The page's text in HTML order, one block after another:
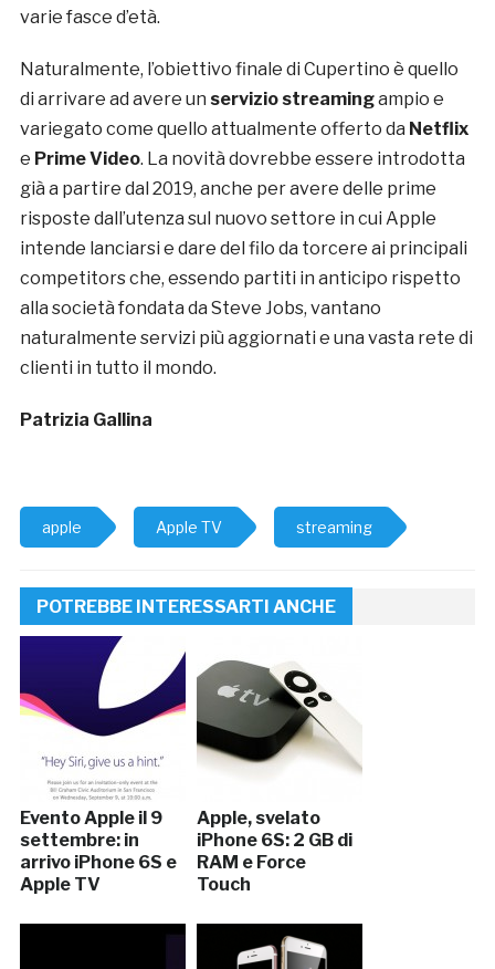
varie fasce d’età.
Naturalmente, l’obiettivo finale di Cupertino è quello
di arrivare ad avere un servizio streamingampio e
variegato come quello attualmente offerto da Netflix
e Prime Video. La novità dovrebbe essere introdotta
già a partire dal 2019, anche per avere delle prime
risposte dall’utenza sul nuovo settore in cui Apple
intende lanciarsi e dare del filo da torcere ai principali
competitors che, essendo partiti in anticipo rispetto
alla società fondata da Steve Jobs, vantano
naturalmente servizi più aggiornati e una vasta rete di
clienti in tutto il mondo.
Patrizia Gallina
apple Apple TV streaming
POTREBBE INTERESSARTI ANCHE
Evento Apple il 9
settembre: in
arrivo iPhone 6S e
Apple TV
Apple, svelato
iPhone 6S: 2 GB di
RAM e Force
Touch